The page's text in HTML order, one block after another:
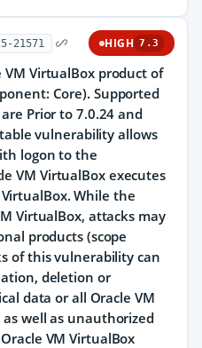
21571 HIGH 7.3
VirtualBox product of
Core). Supported
Prior to 7.0.24 and
vulnerability allows
logon to the
VM VirtualBox executes
While the
VirtualBox, attacks may
products (scope
of this vulnerability can
deletion or
data or all Oracle VM
well as unauthorized
VM VirtualBox